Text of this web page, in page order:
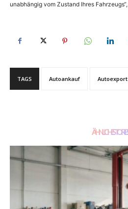
unabhängig vom Zustand Ihres
TAGS Autoankauf Autoexport
ÄHNLICHE STORIES